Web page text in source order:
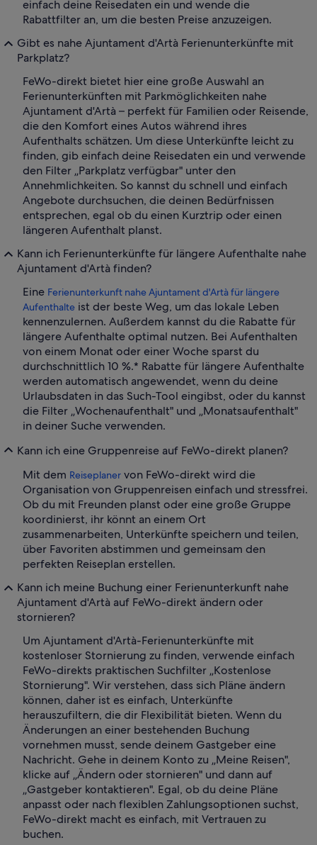
einfach deine Reisedaten ein und wende die
Rabattfilter an, um die besten Preise anzuzeigen.
Gibt es nahe Ajuntament d'Artà Ferienunterkünfte mit
Parkplatz?
FeWo-direkt bietet hier eine große Auswahl an
Ferienunterkünften mit Parkmöglichkeiten nahe
Ajuntament d'Artà – perfekt für Familien oder Reisende,
die den Komfort eines Autos während ihres
Aufenthalts schätzen. Um diese Unterkünfte leicht zu
finden, gib einfach deine Reisedaten ein und verwende
den Filter „Parkplatz verfügbar" unter den
Annehmlichkeiten. So kannst du schnell und einfach
Angebote durchsuchen, die deinen Bedürfnissen
entsprechen, egal ob du einen Kurztrip oder einen
längeren Aufenthalt planst.
Kann ich Ferienunterkünfte für längere Aufenthalte nahe
Ajuntament d'Artà finden?
Eine Ferienunterkunft nahe Ajuntament d'Artà für längere
Aufenthalte ist der beste Weg, um das lokale Leben
kennenzulernen. Außerdem kannst du die Rabatte für
längere Aufenthalte optimal nutzen. Bei Aufenthalten
von einem Monat oder einer Woche sparst du
durchschnittlich 10 %.* Rabatte für längere Aufenthalte
werden automatisch angewendet, wenn du deine
Urlaubsdaten in das Such-Tool eingibst, oder du kannst
die Filter „Wochenaufenthalt" und „Monatsaufenthalt"
in deiner Suche verwenden.
Kann ich eine Gruppenreise auf FeWo-direkt planen?
Mit dem Reiseplaner von FeWo-direkt wird die
Organisation von Gruppenreisen einfach und stressfrei.
Ob du mit Freunden planst oder eine große Gruppe
koordinierst, ihr könnt an einem Ort
zusammenarbeiten, Unterkünfte speichern und teilen,
über Favoriten abstimmen und gemeinsam den
perfekten Reiseplan erstellen.
Kann ich meine Buchung einer Ferienunterkunft nahe
Ajuntament d'Artà auf FeWo-direkt ändern oder
stornieren?
Um Ajuntament d'Artà-Ferienunterkünfte mit
kostenloser Stornierung zu finden, verwende einfach
FeWo-direkts praktischen Suchfilter „Kostenlose
Stornierung". Wir verstehen, dass sich Pläne ändern
können, daher ist es einfach, Unterkünfte
herauszufiltern, die dir Flexibilität bieten. Wenn du
Änderungen an einer bestehenden Buchung
vornehmen musst, sende deinem Gastgeber eine
Nachricht. Gehe in deinem Konto zu „Meine Reisen",
klicke auf „Ändern oder stornieren" und dann auf
„Gastgeber kontaktieren". Egal, ob du deine Pläne
anpasst oder nach flexiblen Zahlungsoptionen suchst,
FeWo-direkt macht es einfach, mit Vertrauen zu
buchen.